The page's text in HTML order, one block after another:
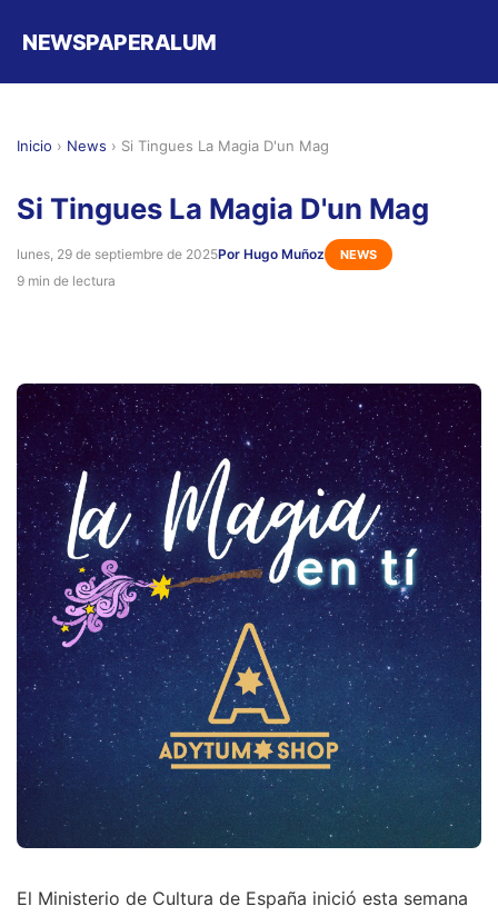
NEWSPAPERALUM
Inicio › News › Si Tingues La Magia D'un Mag
Si Tingues La Magia D'un Mag
lunes, 29 de septiembre de 2025Por Hugo Muñoz NEWS
9 min de lectura
El Ministerio de Cultura de España inició esta semana